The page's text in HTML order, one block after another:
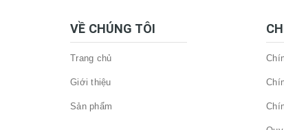
VỀ CHÚNG TÔI
Trang chủ
Giới thiệu
Sản phẩm